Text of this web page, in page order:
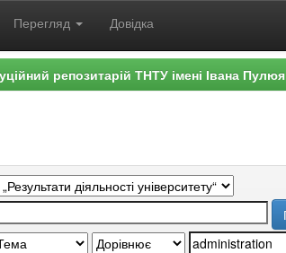
Перегляд Довідка
репозитарій ТНТУ імені Івана Пулюя